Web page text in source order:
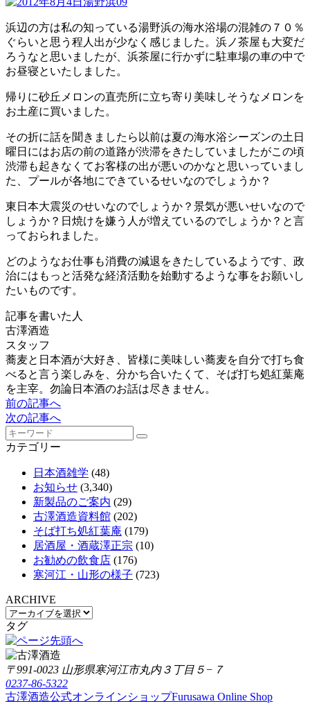
浜辺の方は私の知っている湯野浜の海水浴場の混雑の７０％
ぐらいと思う程人出が少なく感じました。浜ノ茶屋も大変だ
ろうなと思いましたが、浜茶屋に行かずに駐車場の車の中で
お昼寝といたしました。
帰りに砂丘メロンの直売所に立ち寄り美味しそうなメロンを
お土産に買いました。
その折に話を聞きましたら以前は夏の海水浴シーズンの土日
曜日にはお店の前の道路が渋滞をきたしていましたがこの頃
渋滞も起きなくてお客様の出が悪いのかなと思いっていまし
た、プールが各地にできているせいなのでしょうか？
東日本大震災のせいなのでしょうか？景気が悪いせいなので
しょうか？日焼けを嫌う人が増えているのでしょうか？と言
っておられました。
どのようなお仕事も消費の減退をきたしているようです、政
治にはもっと活発な経済活動を始動するような事をお願いし
たいものです。
記事を書いた人
古澤酒造
スタッフ
蕎麦と日本酒が大好き、皆様に美味しい蕎麦を自分で打ち食
べると言う楽しみを、分かち合いたくて、そば打ち処紅葉庵
を主宰。勿論日本酒のお話は尽きません。
前の記事へ
次の記事へ
カテゴリー
日本酒雑学 (48)
お知らせ (3,340)
新製品のご案内 (29)
古澤酒造資料館 (202)
そば打ち処紅葉庵 (179)
居酒屋・酒蔵澤正宗 (10)
お勧めの飲食店 (176)
寒河江・山形の様子 (723)
ARCHIVE
タグ
〒991-0023 山形県寒河江市丸内３丁目５−７
0237-86-5322
古澤酒造公式オンラインショップFurusawa Online Shop